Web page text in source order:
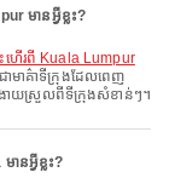
មានអ្វីខ្លះ?
ហើរពី Kuala Lumpur
ាមាគ៌ាទីក្រុងដែលពេញ
ងាយស្រួលពីទីក្រុងសំខាន់ៗ។
នអ្វីខ្លះ?